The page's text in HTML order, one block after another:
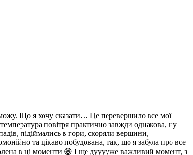
Що я хочу сказати… Це перевершило все мої
повітря практично завжди однакова, ну
підіймались в гори, скоряли вершини,
та цікаво побудована, так, що я забула про все
в ці моменти 😁 І ще дууууже важливий момент, з